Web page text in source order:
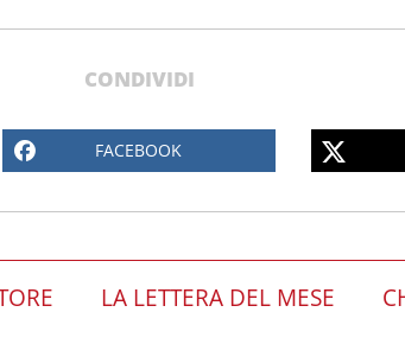
CONDIVIDI
FACEBOOK
LA LETTERA DEL MESE